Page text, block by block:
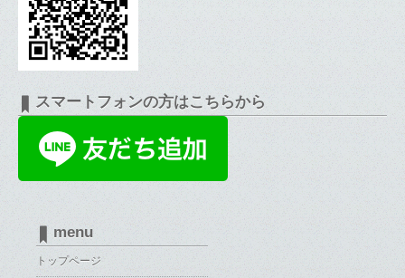
スマートフォンの方はこちらから
menu
トップページ